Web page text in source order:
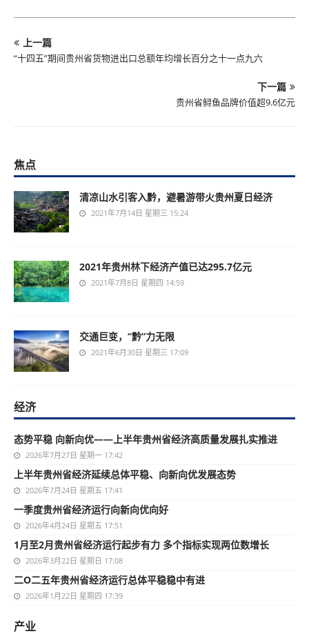
上一篇
“十四五”期间贵州省货物进出口总额年均增长百分之十一点九六
下一篇
贵州省鲟鱼品牌价值超9.6亿元
焦点
清凉山水引客入黔，避暑游带火贵州夏日经济
2021年7月14日 星期三 15:24
2021年贵州林下经济产值已达295.7亿元
2021年7月8日 星期四 14:59
交通巨变，“黔”力无限
2021年6月30日 星期三 17:09
经济
态势平稳 向新向优——上半年贵州省经济高质量发展扎实推进
2026年7月27日 星期一 17:42
上半年贵州省经济延续总体平稳、向新向优发展态势
2026年7月24日 星期五 17:41
一季度贵州省经济运行向新向优向好
2026年4月24日 星期五 17:51
1月至2月贵州省经济运行起步有力 多个指标实现两位数增长
2026年3月22日 星期日 17:08
二O二五年贵州省经济运行总体平稳稳中有进
2026年1月22日 星期四 17:39
产业